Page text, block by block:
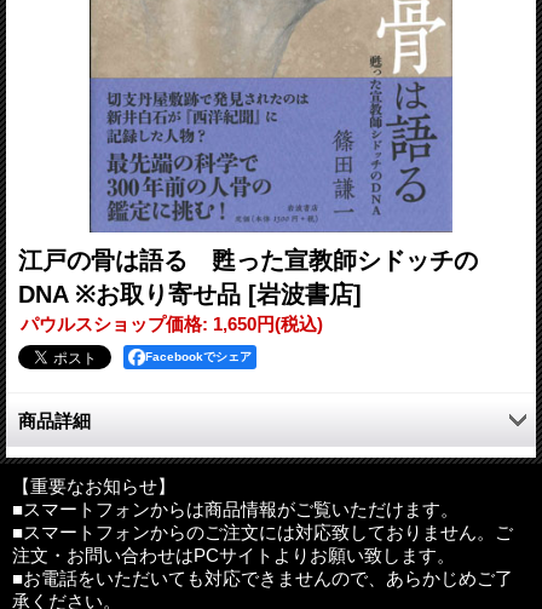
江戸の骨は語る 甦った宣教師シドッチの
DNA ※お取り寄せ品 [岩波書店]
パウルスショップ価格: 1,650円(税込)
Facebookでシェア
商品詳細
2014年7月24日。東京都指定の史跡「切支丹屋敷跡」で三体の人
骨が発見された。そのうちの一体は、新井白石が尋問し、藤沢周
平が『市塵』に描いた江戸中期の宣教師、シドッチ（1668〜
1714）ではないか？300年の時を経た鑑定が、国立科学博物館で
はじまった。最先端の科学をもってすれば、この謎は解明できる
のか？スリリングな2年数カ月を克明に描く。
【重要なお知らせ】
■スマートフォンからは商品情報がご覧いただけます。
■スマートフォンからのご注文には対応致しておりません。ご
注文・お問い合わせはPCサイトよりお願い致します。
■お電話をいただいても対応できませんので、あらかじめご了
承ください。